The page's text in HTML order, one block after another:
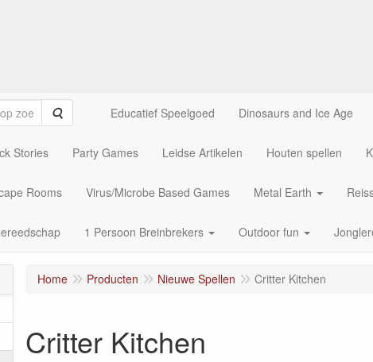
Zoeken Educatief Speelgoed Dinosaurs and Ice Age
Stories Party Games Leidse Artikelen Houten spellen
Rooms Virus/Microbe Based Games Metal Earth
1 Persoon Breinbrekers Outdoor fun
Home Producten Nieuwe Spellen Critter Kitchen
Critter Kitchen